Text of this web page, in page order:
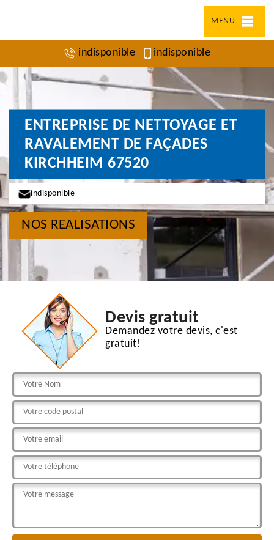
MENU
indisponible indisponible
ENTREPRISE DE NETTOYAGE ET
RAVALEMENT DE FAÇADES
KIRCHHEIM 67520
indisponible
NOS REALISATIONS
Devis gratuit
Demandez votre devis, c'est
gratuit!